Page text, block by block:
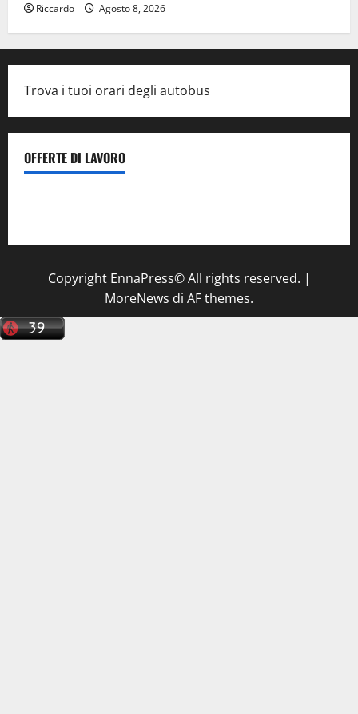
Riccardo Agosto 8, 2026
Trova i tuoi orari degli autobus
OFFERTE DI LAVORO
Copyright EnnaPress© All rights reserved. |
MoreNews di AF themes.